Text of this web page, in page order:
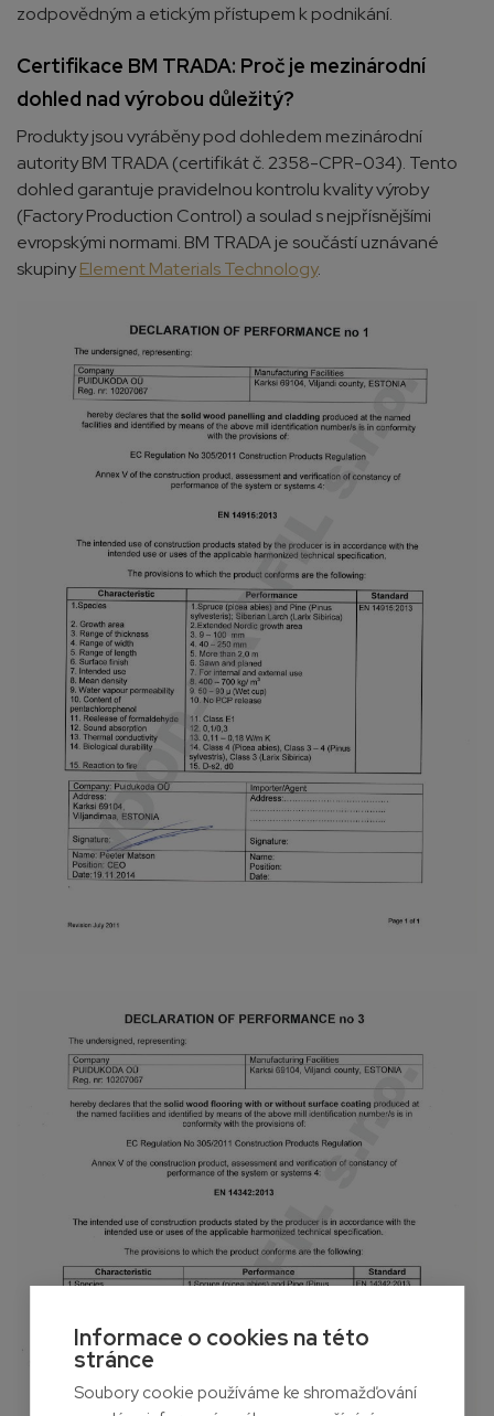
zodpovědným a etickým přístupem k podnikání.
Certifikace BM TRADA: Proč je mezinárodní
dohled nad výrobou důležitý?
Produkty jsou vyráběny pod dohledem mezinárodní
autority BM TRADA (certifikát č. 2358-CPR-034). Tento
dohled garantuje pravidelnou kontrolu kvality výroby
(Factory Production Control) a soulad s nejpřísnějšími
evropskými normami. BM TRADA je součástí uznávané
skupinyElement Materials Technology.
Informace o cookies na této
stránce
Soubory cookie používáme ke shromažďování